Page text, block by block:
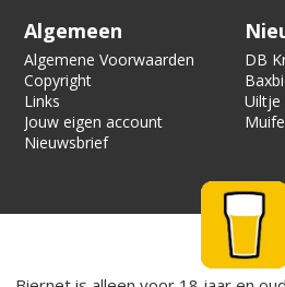
Algemeen
Algemene Voorwaarden
Copyright
Links
Jouw eigen account
Nieuwsbrief
DB
Uiltje
the